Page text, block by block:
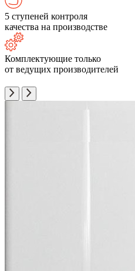
5 ступеней контроля
качества на производстве
Комплектующие только
от ведущих производителей